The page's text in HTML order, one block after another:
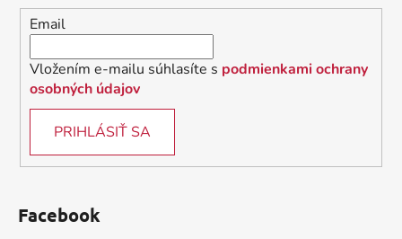
Email
Vložením e-mailu súhlasíte s podmienkami ochrany
osobných údajov
PRIHLÁSIŤ SA
Facebook